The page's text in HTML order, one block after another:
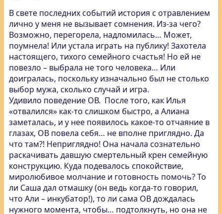
В свете последних событий история с отравлением
лично у меня не вызывает сомнения. Из-за чего?
Возможно, перегорела, надломилась… Может,
поумнела! Или устала играть на публику! Захотела
настоящего, тихого семейного счастья! Но ей не
повезло – выбрала не того человека… Или
доигралась, поскольку изначально был не столько
выбор мужа, сколько случай и игра.
Удивило поведение ОВ. После того, как Илья
«отвалился» как-то слишком быстро, а Алиана
заметалась, и у нее появилось какое-то отчаяние в
глазах, ОВ повела себя… не вполне приглядно. Да
что там?! Неприглядно! Она начала сознательно
раскачивать давшую смертельный крен семейную
конструкцию. Куда подевалось спокойствие,
миролюбивое молчание и готовность помочь? То
ли Саша дал отмашку (он ведь когда-то говорил,
что Али – инкубатор!), то ли сама ОВ дождалась
нужного момента, чтобы… подтолкнуть, но она не